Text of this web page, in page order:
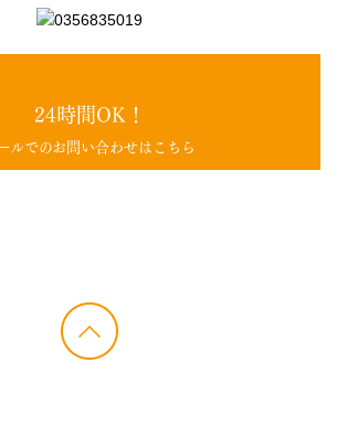
24時間OK！
ルでのお問い合わせはこちら